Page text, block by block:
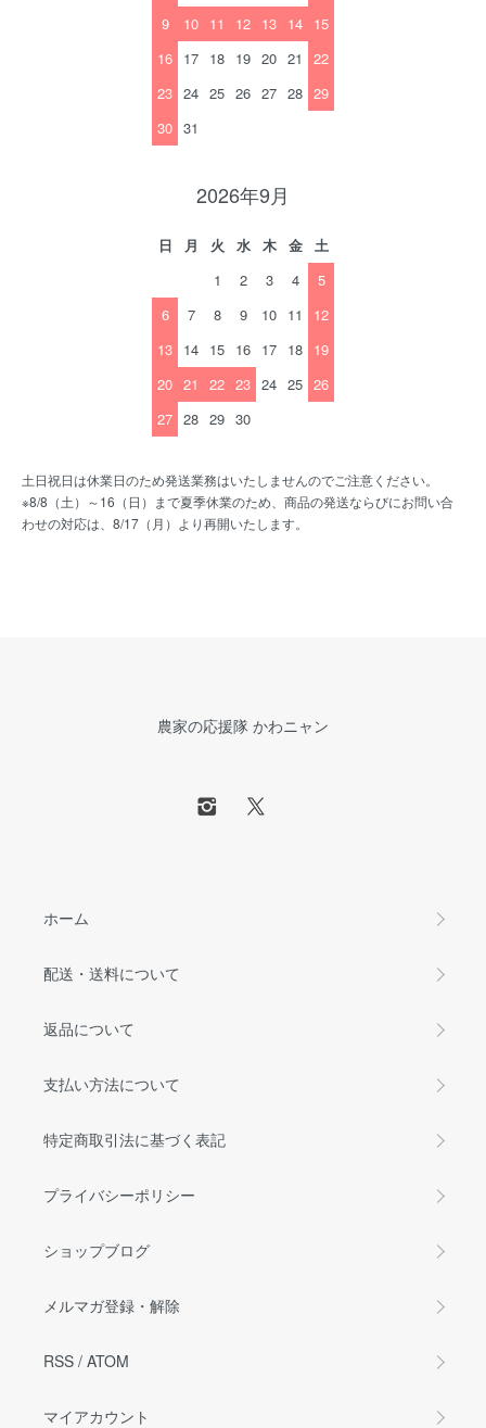
9
10 11 12 13 14 15
16 17 18 19 20 21
22
23 24 25 26 27 28 29
30 31
2026年9月
日 月 火 水 木 金
土
1
2 3 4
5
6
7 8 9 10 11
12
13 14 15 16 17 18 19
20 21 22 23 24 25 26
27 28 29 30
土日祝日は休業日のため発送業務はいたしませんのでご注意ください。
※8/8（土）～16（日）まで夏季休業のため、商品の発送ならびにお問い合
わせの対応は、8/17（月）より再開いたします。
農家の応援隊 かわニャン
ホーム
配送・送料について
返品について
支払い方法について
特定商取引法に基づく表記
プライバシーポリシー
ショップブログ
メルマガ登録・解除
RSS / ATOM
マイアカウント